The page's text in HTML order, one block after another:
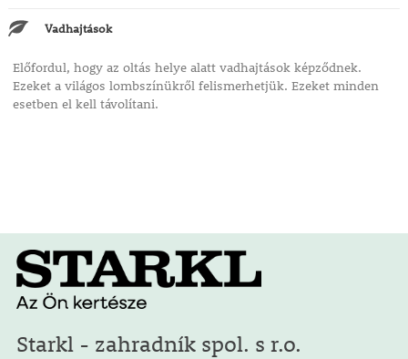
Vadhajtások
Előfordul, hogy az oltás helye alatt vadhajtások képződnek.
Ezeket a világos lombszínükről felismerhetjük. Ezeket minden
esetben el kell távolítani.
Starkl - zahradník spol. s r.o.